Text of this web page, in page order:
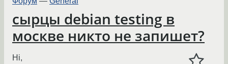
сырцы debian testing в
москве никто не запишет?
Hi,